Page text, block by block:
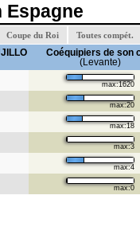
Espagne
Coupe du Roi Toutes compét.
Coéquipiers de son
(Levante)
max:1620
max:20
max:18
max:3
max:4
max:0